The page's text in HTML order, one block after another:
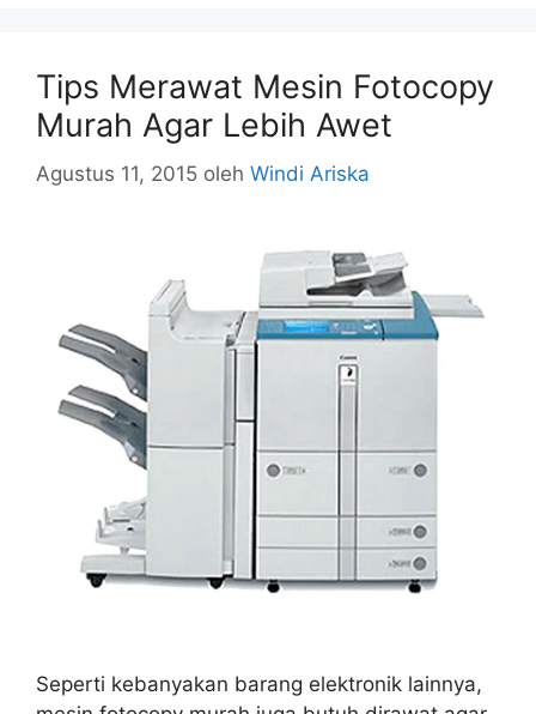
Tips Merawat Mesin Fotocopy
Murah Agar Lebih Awet
Agustus 11, 2015 oleh Windi Ariska
Seperti kebanyakan barang elektronik lainnya,